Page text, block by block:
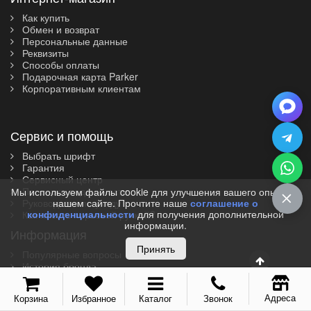
Как купить
Обмен и возврат
Персональные данные
Реквизиты
Способы оплаты
Подарочная карта Parker
Корпоративным клиентам
Сервис и помощь
Выбрать шрифт
Гарантия
Сервисный центр
Проверка подлинности
Руководство по уходу
Как писать перьевой ручкой?
История бренда
Скачать каталог
Сертификаты
Все коллекции
Vector (от 3'156 р.)
Корзина Избранное Каталог Звонок Адреса
Мы используем файлы cookie для улучшения вашего опыта на
нашем сайте. Прочтите наше соглашение о
конфиденциальности для получения дополнительной
информации.
Принять